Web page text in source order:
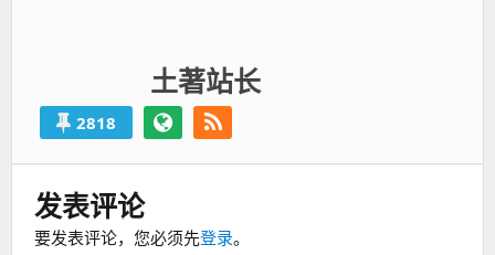
土著站长
2818
发表评论
要发表评论，您必须先登录。